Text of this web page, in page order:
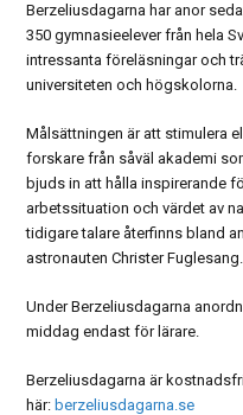
Berzeliusdagarna har anor
350 gymnasieelever från hela
intressanta föreläsningar och
universiteten och högskolorna.
Målsättningen är att stimulera
forskare från såväl akademi
bjuds in att hålla inspirerande
arbetssituation och värdet av
tidigare talare återfinns bland
astronauten Christer Fuglesang.
Under Berzeliusdagarna
middag endast för lärare.
Berzeliusdagarna är
här: berzeliusdagarna.se